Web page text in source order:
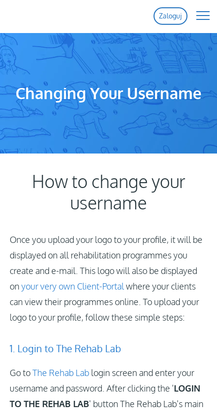
Strona Główna
Funkcje
Ceny
Pomoc
Zaloguj
Aktualizacje
Zaloguj
Changing Your Username
How to change your
username
Once you upload your logo to your profile, it will be
displayed on all rehabilitation programmes you
create and e-mail. This logo will also be displayed
onyour very own Client-Portal where your clients
can view their programmes online. To upload your
logo to your profile, follow these simple steps:
1. Login to The Rehab Lab
Go toThe Rehab Lab login screen and enter your
username and password. After clicking the 'LOGIN
TO THE REHAB LAB' button The Rehab Lab's main